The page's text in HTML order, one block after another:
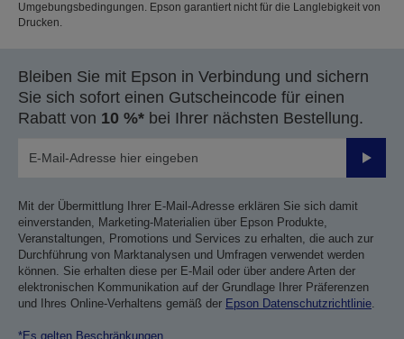
Umgebungsbedingungen. Epson garantiert nicht für die Langlebigkeit von
Drucken.
Bleiben Sie mit Epson in Verbindung und sichern
Sie sich sofort einen Gutscheincode für einen
Rabatt von 10 %* bei Ihrer nächsten Bestellung.
Mit der Übermittlung Ihrer E-Mail-Adresse erklären Sie sich damit
einverstanden, Marketing-Materialien über Epson Produkte,
Veranstaltungen, Promotions und Services zu erhalten, die auch zur
Durchführung von Marktanalysen und Umfragen verwendet werden
können. Sie erhalten diese per E-Mail oder über andere Arten der
elektronischen Kommunikation auf der Grundlage Ihrer Präferenzen
und Ihres Online-Verhaltens gemäß der Epson Datenschutzrichtlinie.
*Es gelten Beschränkungen